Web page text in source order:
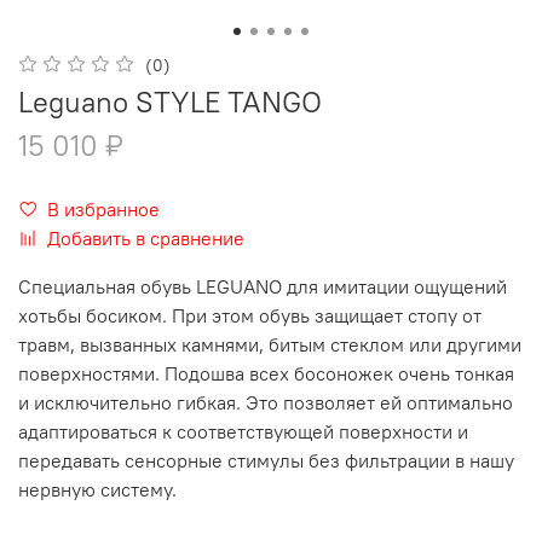
(0)
Leguano STYLE TANGO
15 010 ₽
В избранное
Добавить в сравнение
Специальная обувь LEGUANO для имитации ощущений
хотьбы босиком. При этом обувь защищает стопу от
травм, вызванных камнями, битым стеклом или другими
поверхностями. Подошва всех босоножек очень тонкая
и исключительно гибкая. Это позволяет ей оптимально
адаптироваться к соответствующей поверхности и
передавать сенсорные стимулы без фильтрации в нашу
нервную систему.